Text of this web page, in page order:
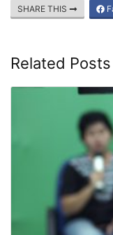
SHARE THIS
Related Posts